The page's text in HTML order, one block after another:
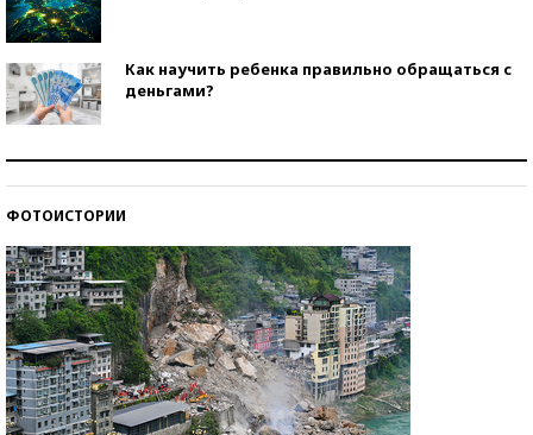
Как научить ребенка правильно обращаться с
деньгами?
ФОТОИСТОРИИ